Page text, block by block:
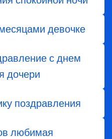
девочке
с днем
дочери
поздравления
любимая